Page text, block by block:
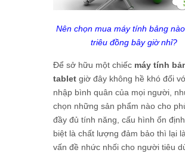
Nên chọn mua máy tính bảng
triêu đồng bây giờ nhỉ?
Để sở hữu một chiếc máy tính
tablet giờ đây không hề khó đối
nhập bình quân của mọi người,
chọn những sản phẩm nào cho
đầy đủ tính năng, cấu hình ổn
biệt là chất lượng đảm bảo thì lại
vấn đề nhức nhối cho người tiêu